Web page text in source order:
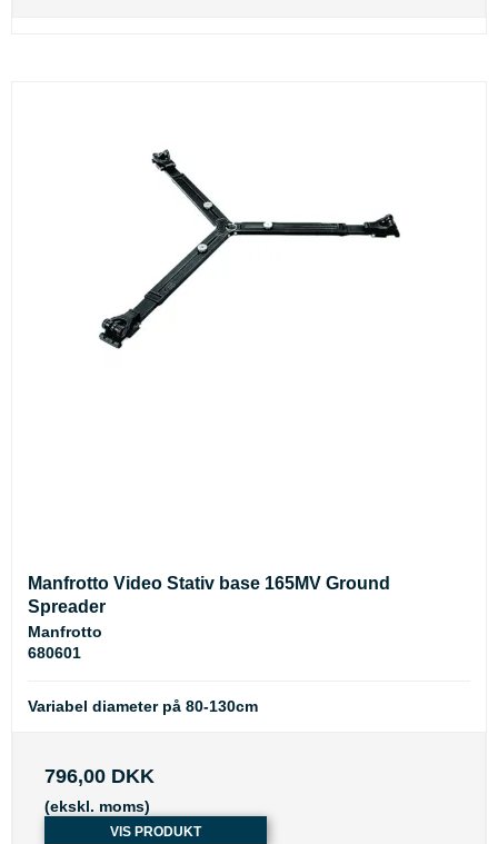
Manfrotto Video Stativ base 165MV Ground
Spreader
Manfrotto
680601
Variabel diameter på 80-130cm
796,00 DKK
(ekskl. moms)
VIS PRODUKT